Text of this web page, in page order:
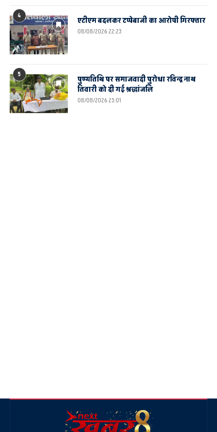
4 एटीएम बदलकर टप्पेबाजी का आरोपी गिरफ्तार
08/08/2026 22:23
5
पुण्यतिथि पर समाजवादी पुरोधा रविन्द्र नाथ
तिवारी को दी गई श्रद्धांजलि
08/08/2026 23:01